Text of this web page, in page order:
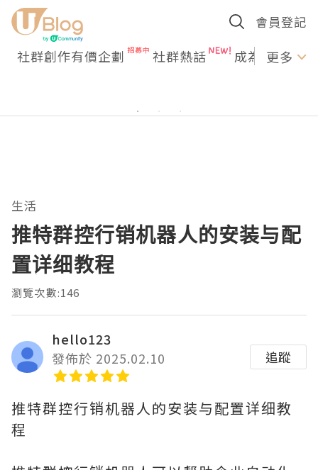
會員登記
社群創作有價企劃 社群熱話 成為U更多
生活
推特群控行销机器人的安装与配
置详细教程
瀏覽次數:146
hello123
發佈於 2025.02.10
追蹤
推特群控行销机器人的安装与配置详细教
程